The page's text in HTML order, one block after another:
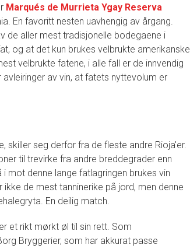
Marqués de Murrieta Ygay Reserva
En favoritt nesten uavhengig av årgang.
de aller mest tradisjonelle bodegaene i
og at det kun brukes velbrukte amerikanske
velbrukte fatene, i alle fall er de innvendig
av vin, at fatets nyttevolum er
skiller seg derfor fra de fleste andre Rioja'er.
til trevirke fra andre breddegrader enn
mot denne lange fatlagringen brukes vin
de mest tanninerike på jord, men denne
En deilig match.
et rikt mørkt øl til sin rett. Som
Bryggerier, som har akkurat passe